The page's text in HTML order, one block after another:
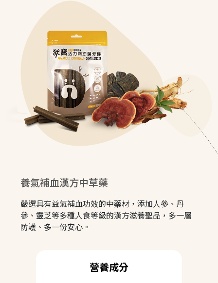
養氣補血漢方中草藥
嚴選具有益氣補血功效的中藥材，添加人參、丹
參、靈芝等多種人食等級的漢方滋養聖品，多一層
防護、多一份安心。
營養成分